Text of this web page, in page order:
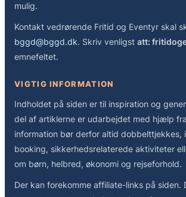
mulig.
Kontakt vedrørende Fritid og Eventyr skal
bggd@bggd.dk. Skriv venligst att:
emnefeltet.
VIGTIG INFORMATION
Indholdet på siden er til inspiration og
del af artiklerne er udarbejdet med hjælp
information bør derfor altid
booking, sikkerhedsrelaterede aktiviteter
om børn, helbred, økonomi og rejseforhold.
Der kan forekomme affiliate-links på siden.